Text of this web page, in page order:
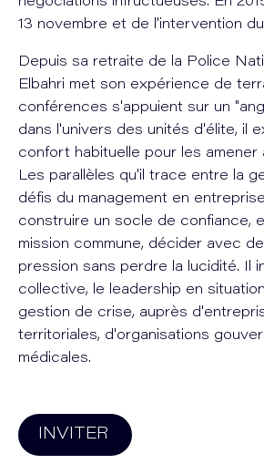
13 novembre et de l'intervention
Depuis sa retraite de la Police
Elbahri met son expérience de
conférences s'appuient sur un
dans l'univers des unités d'élite, il
confort habituelle pour les
Les parallèles qu'il trace entre la
défis du management en
construire un socle de confiance,
mission commune, décider avec
pression sans perdre la lucidité. Il
collective, le leadership en
gestion de crise, auprès
territoriales, d'organisations
médicales.
INVITER